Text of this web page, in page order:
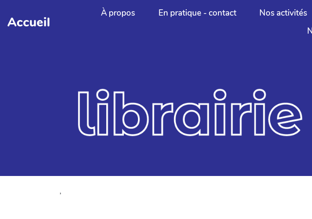
Aller au contenu principal
Accueil
À propos En pratique - contact Nos activités
,